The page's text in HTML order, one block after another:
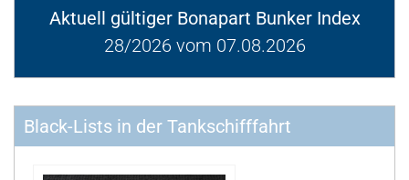
Aktuell gültiger Bonapart Bunker Index
28/2026 vom 07.08.2026
Black-Lists in der Tankschifffahrt